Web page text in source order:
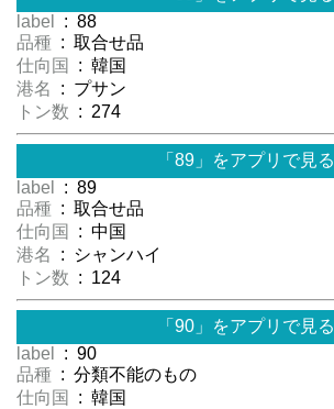
label
: 88
品種 : 取合せ品
仕向国
: 韓国
港名
: プサン
トン数 : 274
「89」をアプリで見る
label
: 89
品種 : 取合せ品
仕向国
: 中国
港名
: シャンハイ
トン数 : 124
「90」をアプリで見る
label
: 90
品種 : 分類不能のもの
仕向国
: 韓国